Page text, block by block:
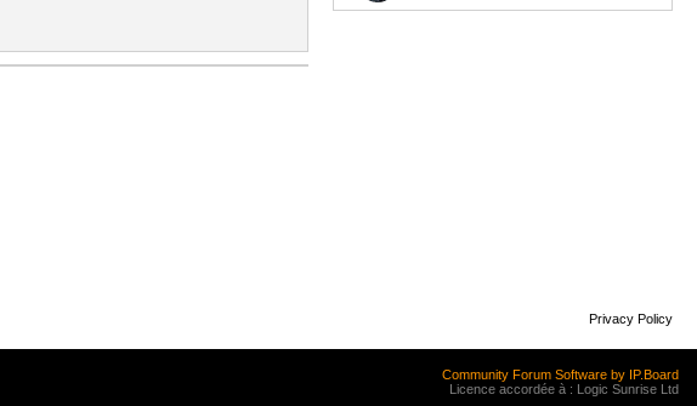
Privacy Policy
Community Forum Software by IP.Board
Licence accordée à : Logic Sunrise Ltd